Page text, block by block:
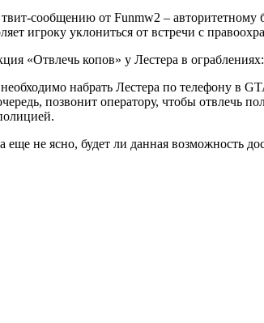
сообщению от Funmw2 – авторитетному
игроку уклониться от встречи с
«Отвлечь копов» у Лестера в ограблениях:
набрать Лестера по телефону в
позвонит оператору, чтобы отвлечь
еще не ясно, будет ли данная возможность